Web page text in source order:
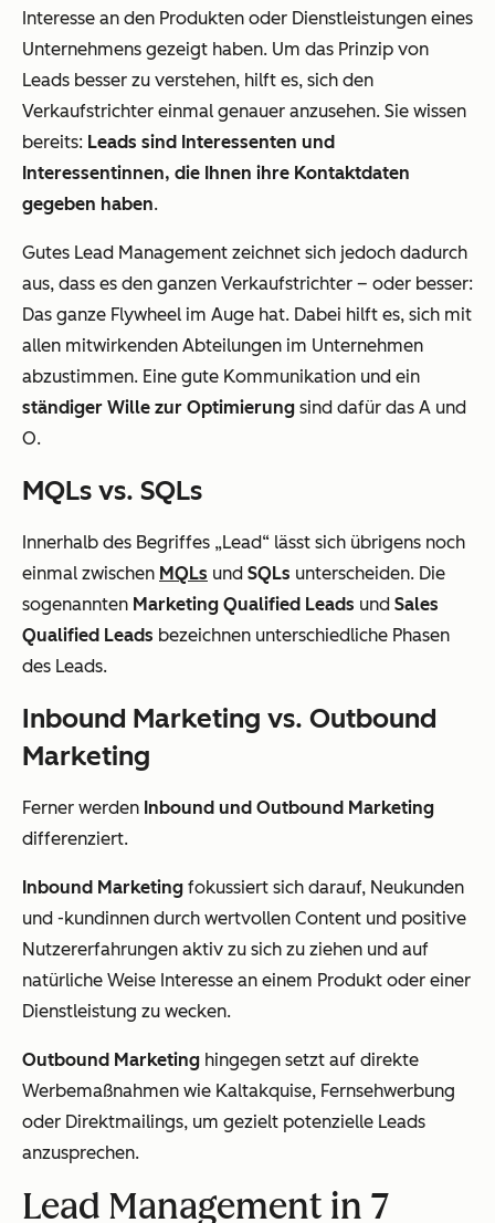
Interesse an den Produkten oder Dienstleistungen eines
Unternehmens gezeigt haben. Um das Prinzip von
Leads besser zu verstehen, hilft es, sich den
Verkaufstrichter einmal genauer anzusehen. Sie wissen
bereits: Leads sind Interessenten und
Interessentinnen, die Ihnen ihre Kontaktdaten
gegeben haben.
Gutes Lead Management zeichnet sich jedoch dadurch
aus, dass es den ganzen Verkaufstrichter – oder besser:
Das ganze Flywheel im Auge hat. Dabei hilft es, sich mit
allen mitwirkenden Abteilungen im Unternehmen
abzustimmen. Eine gute Kommunikation und ein
ständiger Wille zur Optimierung sind dafür das A und
O.
MQLs vs. SQLs
Innerhalb des Begriffes „Lead“ lässt sich übrigens noch
einmal zwischen MQLs und SQLs unterscheiden. Die
sogenannten Marketing Qualified Leads und Sales
Qualified Leads bezeichnen unterschiedliche Phasen
des Leads.
Inbound Marketing vs. Outbound
Marketing
Ferner werden Inbound und Outbound Marketing
differenziert.
Inbound Marketing fokussiert sich darauf, Neukunden
und -kundinnen durch wertvollen Content und positive
Nutzererfahrungen aktiv zu sich zu ziehen und auf
natürliche Weise Interesse an einem Produkt oder einer
Dienstleistung zu wecken.
Outbound Marketing hingegen setzt auf direkte
Werbemaßnahmen wie Kaltakquise, Fernsehwerbung
oder Direktmailings, um gezielt potenzielle Leads
anzusprechen.
Lead Management in 7